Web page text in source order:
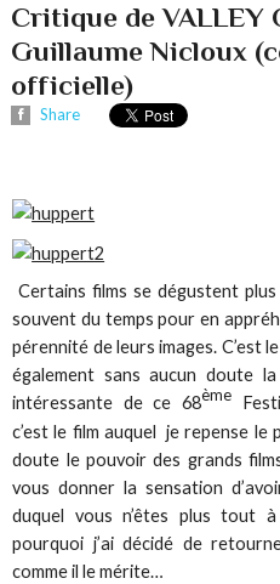
Critique de VALLEY
Guillaume Nicloux
officielle)
Share
Certains films se dégustent
souvent du temps pour en
pérennité de leurs images. C’est
également sans aucun doute
intéressante de ce 68ème
c’est le film auquel je repense le
doute le pouvoir des grands
vous donner la sensation
duquel vous n’êtes plus tout
pourquoi j’ai décidé de
comme il le mérite…